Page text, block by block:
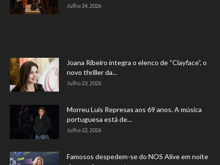
Julho 24, 2026
Joana Ribeiro integra o elenco de “Clayface”, o
novo thriller da...
Julho 23, 2026
Morreu Luís Represas aos 69 anos. A música
portuguesa está de...
Julho 22, 2026
Famosos despedem-se do NOS Alive em noite